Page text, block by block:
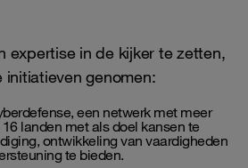
expertise in de kijker te zetten,
initiatieven genomen:
een netwerk met meer
landen met als doel kansen te
ontwikkeling van vaardigheden
te bieden.